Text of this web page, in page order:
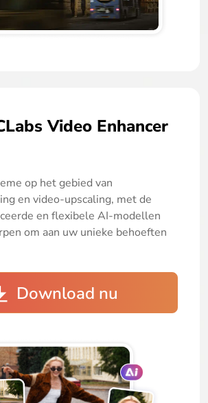
Video Enhancer
op het gebied van
en video-upscaling, met de
en flexibele AI-modellen
om aan uw unieke behoeften
Download nu